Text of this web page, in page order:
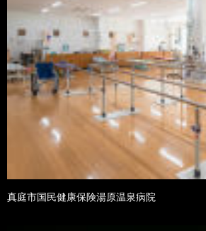
真庭市国民健康保険湯原温泉病院